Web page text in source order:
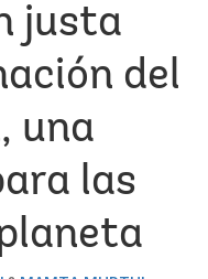
justa
del
una
las